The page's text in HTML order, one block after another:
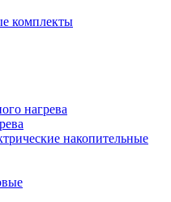
комплекты
нагрева
накопительные